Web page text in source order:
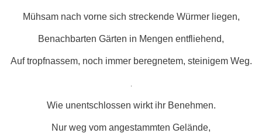
Mühsam nach vorne sich streckende Würmer liegen,
Benachbarten Gärten in Mengen entfliehend,
Auf tropfnassem, noch immer beregnetem, steinigem Weg.
Wie unentschlossen wirkt ihr Benehmen.
Nur weg vom angestammten Gelände,